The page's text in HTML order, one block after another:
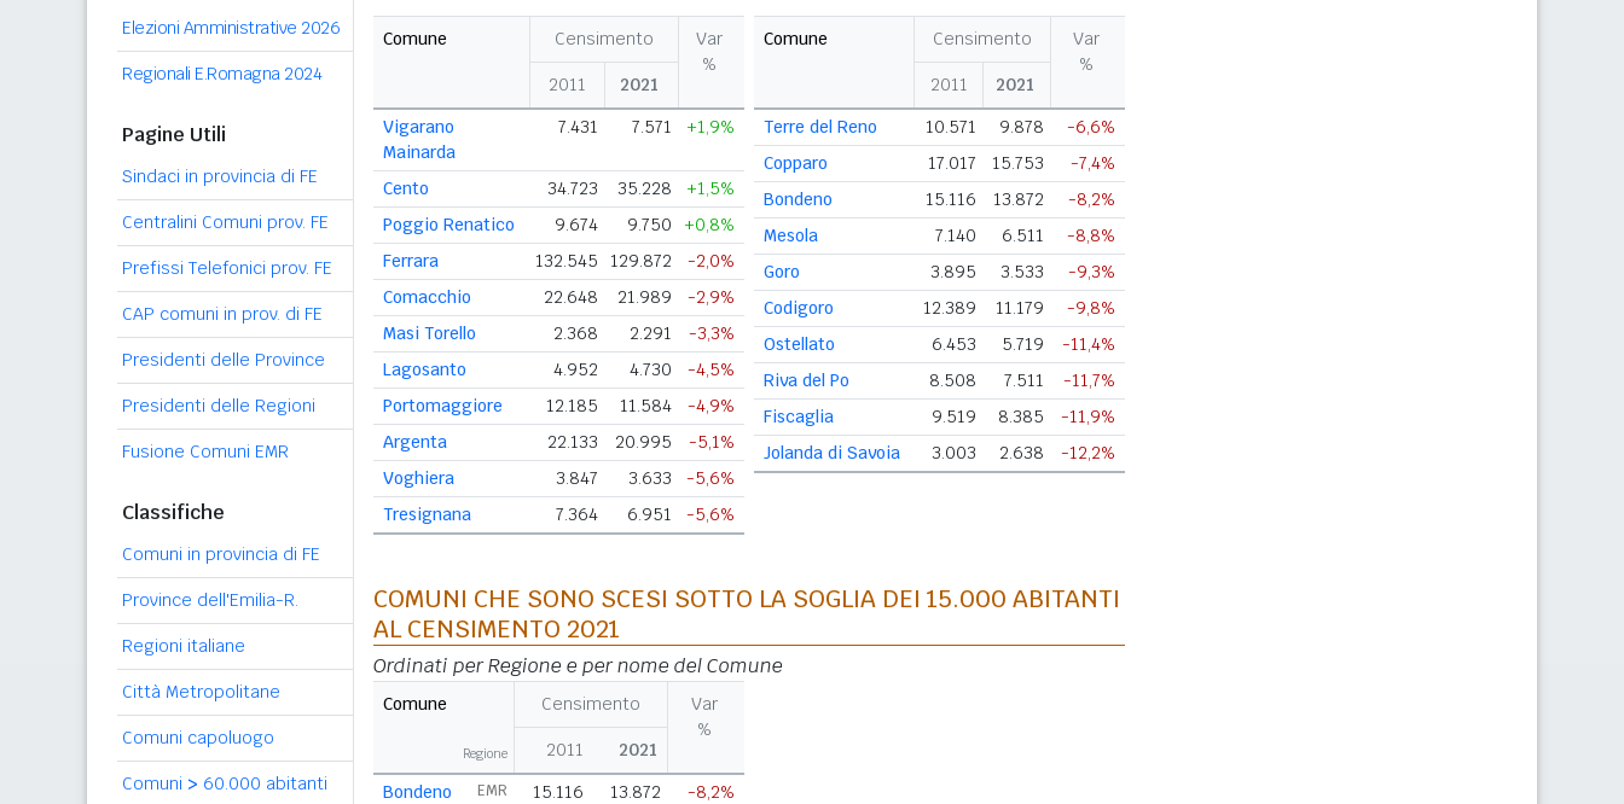
Elezioni Amministrative 2026
Regionali E.Romagna 2024
Pagine Utili
Sindaci in provincia di FE
Centralini Comuni prov. FE
Prefissi Telefonici prov. FE
CAP comuni in prov. di FE
Presidenti delle Province
Presidenti delle Regioni
Fusione Comuni EMR
Classifiche
Comuni in provincia di FE
Province dell'Emilia-R.
Regioni italiane
Città Metropolitane
Comuni capoluogo
Comuni > 60.000 abitanti
Comune Censimento
Var
%
2011
2021
Vigarano
Mainarda
7.431 7.571 +1,9%
Cento 34.723 35.228
+1,5%
Poggio Renatico
9.674 9.750
+0,8%
Ferrara
132.545 129.872
-2,0%
Comacchio
22.648 21.989
-2,9%
Masi Torello
2.368 2.291
-3,3%
Lagosanto
4.952 4.730
-4,5%
Portomaggiore
12.185 11.584
-4,9%
Argenta
22.133 20.995
-5,1%
Voghiera
3.847 3.633
-5,6%
Tresignana
7.364 6.951 -5,6%
Comune Censimento
Var
%
2011
2021
Terre del Reno
10.571 9.878
-6,6%
Copparo
17.017 15.753
-7,4%
Bondeno
15.116 13.872
-8,2%
Mesola
7.140 6.511
-8,8%
Goro
3.895 3.533
-9,3%
Codigoro
12.389 11.179
-9,8%
Ostellato
6.453 5.719
-11,4%
Riva del Po
8.508 7.511
-11,7%
Fiscaglia
9.519 8.385
-11,9%
Jolanda di Savoia
3.003 2.638 -12,2%
COMUNI CHE SONO SCESI SOTTO LA SOGLIA DEI 15.000 ABITANTI
AL CENSIMENTO 2021
Ordinati per Regione e per nome del Comune
Comune Censimento
Var
%
Regione 2011 2021
EMR
Bondeno 15.116 13.872 -8,2%